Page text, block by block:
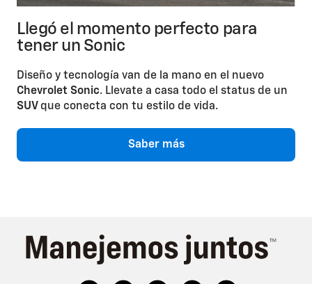
Llegó el momento perfecto para
tener un Sonic
Diseño y tecnología van de la mano en el nuevo
Chevrolet Sonic. Llevate a casa todo el status de un
SUV que conecta con tu estilo de vida.
Saber más